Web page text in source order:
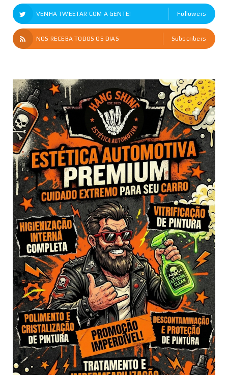
VENHA TWEETAR COM A GENTE! Followers
NOS RECEBA TODOS OS DIAS Subscribers